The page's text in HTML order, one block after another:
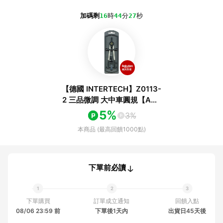
加碼剩 16時44分27秒
【德國 INTERTECH】Z0113-
2 三品微調 大中車圓規【APP
滿額下單10%點數(單一帳號
最高1000點)】8/31止
5% 3%
本商品 (最高回饋1000點)
下單前必讀
下單購買
08/06 23:59 前
訂單成立通知
下單後1天內
回饋入點
出貨日45天後